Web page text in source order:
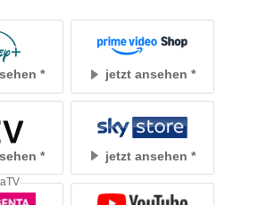
jetzt ansehen
jetzt ansehen